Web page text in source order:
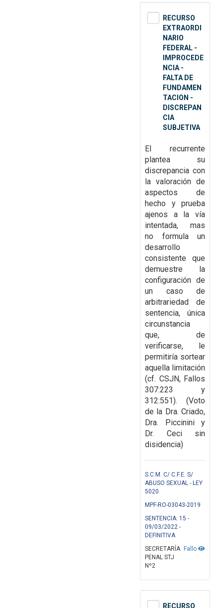
RECURSO
EXTRAORDI
NARIO
FEDERAL -
IMPROCEDE
NCIA -
FALTA DE
FUNDAMEN
TACION -
DISCREPAN
CIA
SUBJETIVA
El recurrente
plantea su
discrepancia con
la valoración de
aspectos de
hecho y prueba
ajenos a la vía
intentada, mas
no formula un
desarrollo
consistente que
demuestre la
configuración de
un caso de
arbitrariedad de
sentencia, única
circunstancia
que, de
verificarse, le
permitiría sortear
aquella limitación
(cf. CSJN, Fallos
307:223 y
312:551). (Voto
de la Dra. Criado,
Dra. Piccinini y
Dr. Ceci sin
disidencia)
S.C.M. C/ C.F.E. S/
ABUSO SEXUAL - LEY
5020
MPF-RO-03043-2019
SENTENCIA: 15 -
09/03/2022 -
DEFINITIVA
Fallo
SECRETARÍA
PENAL STJ
Nº2
RECURSO